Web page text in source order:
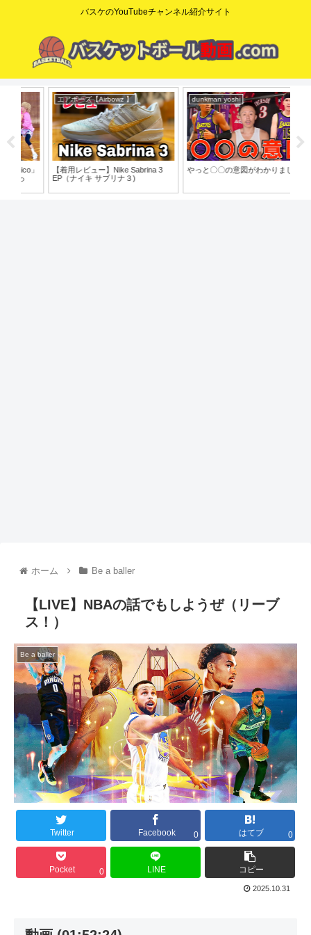
バスケのYouTubeチャンネル紹介サイト
エアボーズ【Airbowz 】
【着用レビュー】Nike Sabrina 3
EP（ナイキ サブリナ３)
dunkman yoshi
やっと〇〇の意図がわかりました
ホーム Be a baller
【LIVE】NBAの話でもしようぜ（リーブ
ス！）
Be a baller
Twitter Facebook 0 はてブ 0
Pocket 0 LINE コピー
2025.10.31